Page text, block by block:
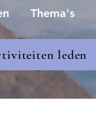
leden
Thema's